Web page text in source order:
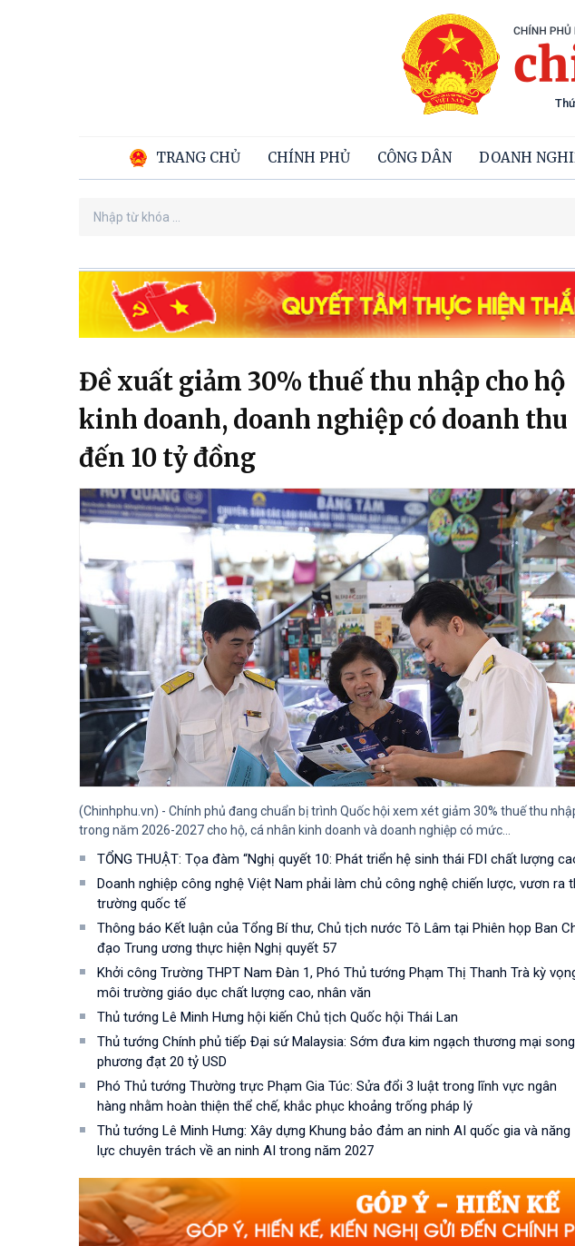
TRANG CHỦ CHÍNH PHỦ CÔNG DÂN DOANH
Đề xuất giảm 30% thuế thu nhập cho hộ
kinh doanh, doanh nghiệp có doanh thu
đến 10 tỷ đồng
(Chinhphu.vn) - Chính phủ đang chuẩn bị trình Quốc hội xem xét giảm 30% thuế thu
trong năm 2026-2027 cho hộ, cá nhân kinh doanh và doanh nghiệp có mức...
TỔNG THUẬT: Tọa đàm “Nghị quyết 10: Phát triển hệ sinh thái FDI chất lượng
Doanh nghiệp công nghệ Việt Nam phải làm chủ công nghệ chiến lược, vươn ra
trường quốc tế
Thông báo Kết luận của Tổng Bí thư, Chủ tịch nước Tô Lâm tại Phiên họp Ban
đạo Trung ương thực hiện Nghị quyết 57
Khởi công Trường THPT Nam Đàn 1, Phó Thủ tướng Phạm Thị Thanh Trà kỳ
môi trường giáo dục chất lượng cao, nhân văn
Thủ tướng Lê Minh Hưng hội kiến Chủ tịch Quốc hội Thái Lan
Thủ tướng Chính phủ tiếp Đại sứ Malaysia: Sớm đưa kim ngạch thương mại song
phương đạt 20 tỷ USD
Phó Thủ tướng Thường trực Phạm Gia Túc: Sửa đổi 3 luật trong lĩnh vực ngân
hàng nhằm hoàn thiện thể chế, khắc phục khoảng trống pháp lý
Thủ tướng Lê Minh Hưng: Xây dựng Khung bảo đảm an ninh AI quốc gia và năng
lực chuyên trách về an ninh AI trong năm 2027